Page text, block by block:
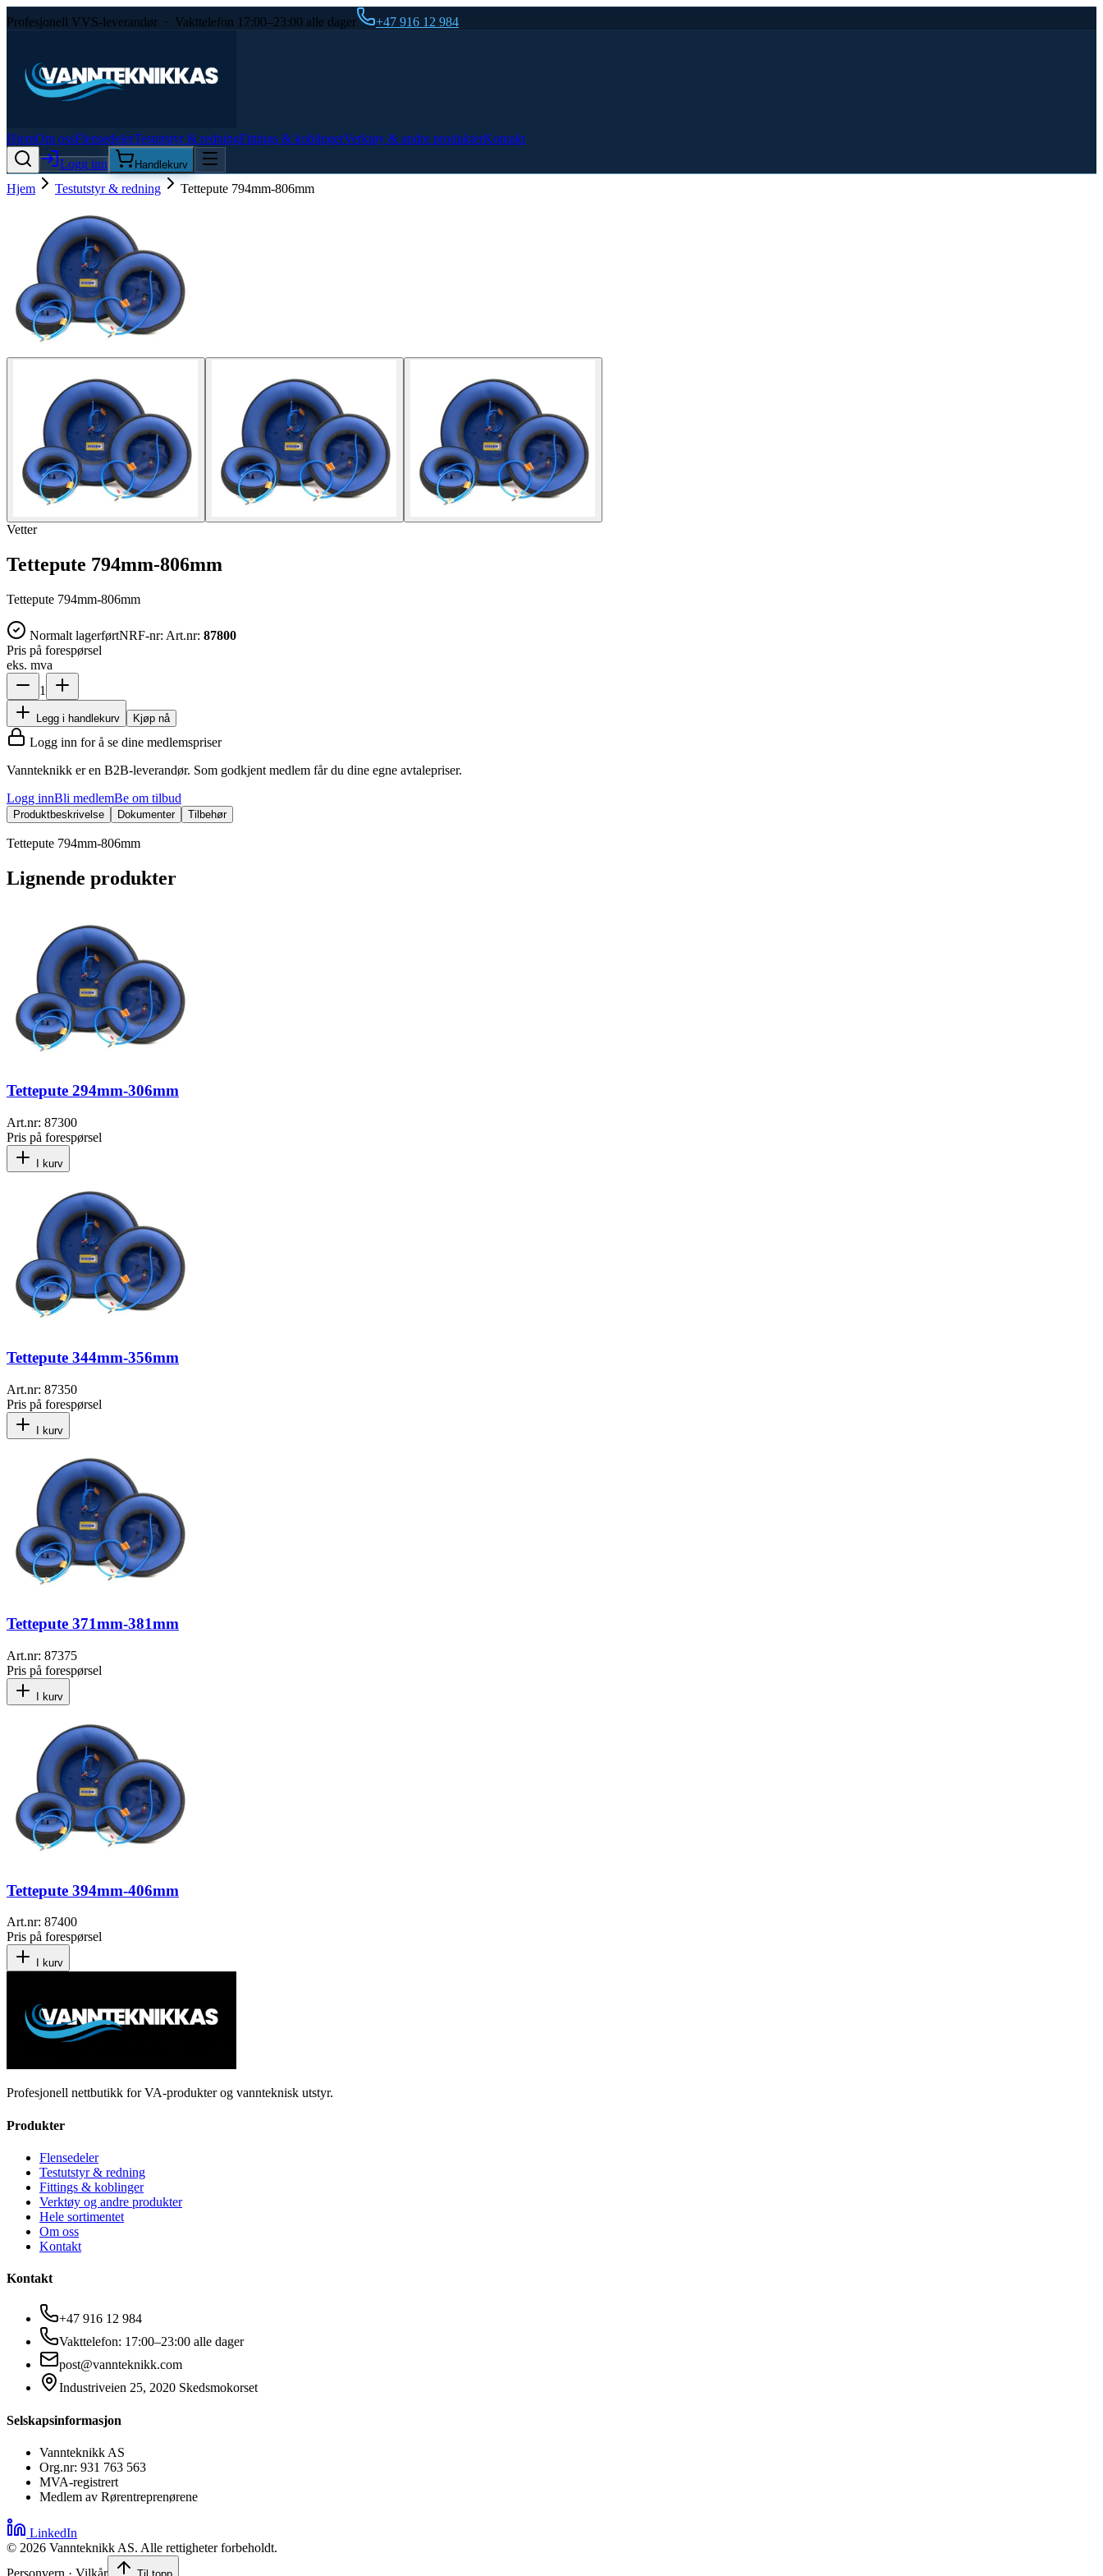
Profesjonell VVS-leverandør · Vakttelefon 17:00–23:00 alle dager +47 916 12 984
HjemOm ossFlensedelerTestutstyr & redningFittings & koblingerVerktøy & andre produkterKontakt
Logg inn
Handlekurv
Hjem Testutstyr & redning Tettepute 794mm-806mm
Vetter
Tettepute 794mm-806mm
Tettepute 794mm-806mm
Normalt lagerførtNRF-nr: Art.nr: 87800
Pris på forespørsel
eks. mva
1
Legg i handlekurv Kjøp nå
Logg inn for å se dine medlemspriser
Vannteknikk er en B2B-leverandør. Som godkjent medlem får du dine egne avtalepriser.
Logg innBli medlemBe om tilbud
Produktbeskrivelse Dokumenter Tilbehør
Tettepute 794mm-806mm
Lignende produkter
Tettepute 294mm-306mm
Art.nr: 87300
Pris på forespørsel
I kurv
Tettepute 344mm-356mm
Art.nr: 87350
Pris på forespørsel
I kurv
Tettepute 371mm-381mm
Art.nr: 87375
Pris på forespørsel
I kurv
Tettepute 394mm-406mm
Art.nr: 87400
Pris på forespørsel
I kurv
Profesjonell nettbutikk for VA-produkter og vannteknisk utstyr.
Produkter
Flensedeler
Testutstyr & redning
Fittings & koblinger
Verktøy og andre produkter
Hele sortimentet
Om oss
Kontakt
Kontakt
+47 916 12 984
Vakttelefon: 17:00–23:00 alle dager
post@vannteknikk.com
Industriveien 25, 2020 Skedsmokorset
Selskapsinformasjon
Vannteknikk AS
Org.nr: 931 763 563
MVA-registrert
Medlem av Rørentreprenørene
LinkedIn
© 2026 Vannteknikk AS. Alle rettigheter forbeholdt.
Personvern · Vilkår